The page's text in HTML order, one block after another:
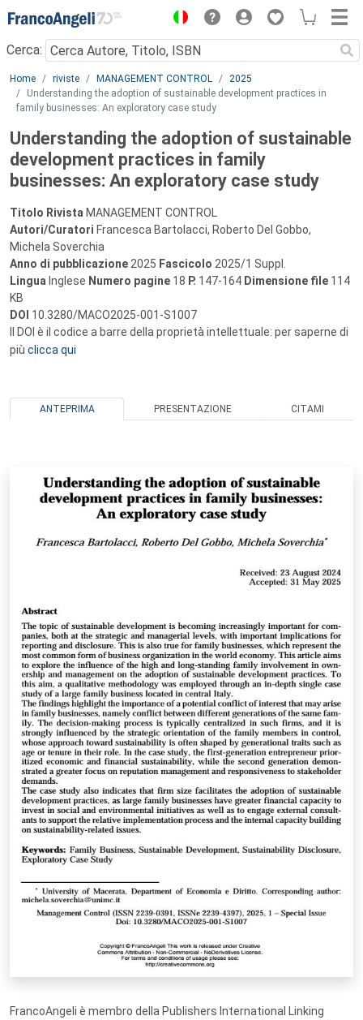
Menu
Cerca:
Main content
Home riviste MANAGEMENT CONTROL
2025
Understanding the adoption of sustainable development practices in
family businesses: An exploratory case study
Understanding the adoption of sustainable
development practices in family
businesses: An exploratory case study
Titolo Rivista MANAGEMENT CONTROL
Autori/Curatori Francesca Bartolacci, Roberto Del Gobbo,
Michela Soverchia
Anno di pubblicazione 2025 Fascicolo 2025/1 Suppl.
Lingua Inglese Numero pagine 18 P. 147-164 Dimensione file 114
KB
DOI 10.3280/MACO2025-001-S1007
Il DOI è il codice a barre della proprietà intellettuale: per saperne di
più clicca qui
ANTEPRIMA PRESENTAZIONE CITAMI
FrancoAngeli è membro della Publishers International Linking